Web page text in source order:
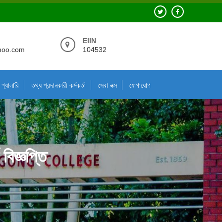
EIIN
104532
গ্যালারি তথ্য প্রদানকারী কর্মকর্তা সেবা বক্স যোগাযোগ